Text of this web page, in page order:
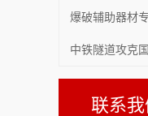
爆破辅助器材
中铁隧道攻克
联系我